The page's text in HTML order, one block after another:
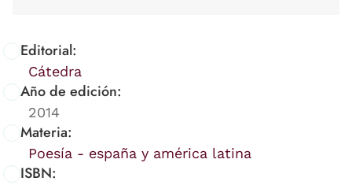
Editorial:
Cátedra
Año de edición:
2014
Materia:
Poesía - españa y américa latina
ISBN: